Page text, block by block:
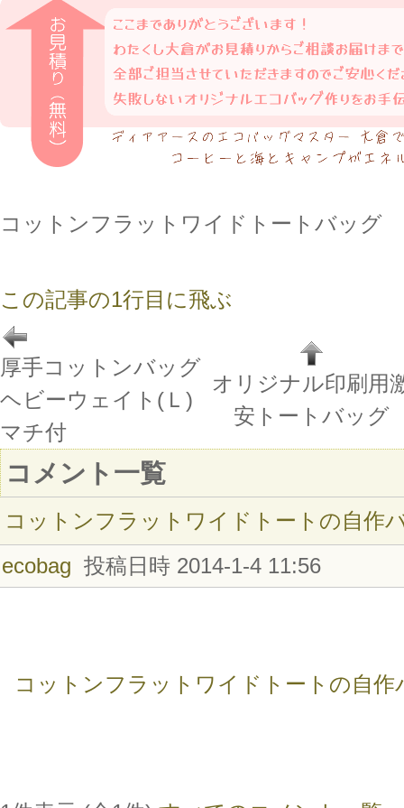
コットンフラットワイドトートバッグ
この記事の1行目に飛ぶ
厚手コットンバッグ
ヘビーウェイト(Ｌ)
マチ付
オリジナル印刷用
安トートバッグ
コメント一覧
コットンフラットワイドトートの自作
ecobag 投稿日時 2014-1-4 11:56
コットンフラットワイドトートの自作